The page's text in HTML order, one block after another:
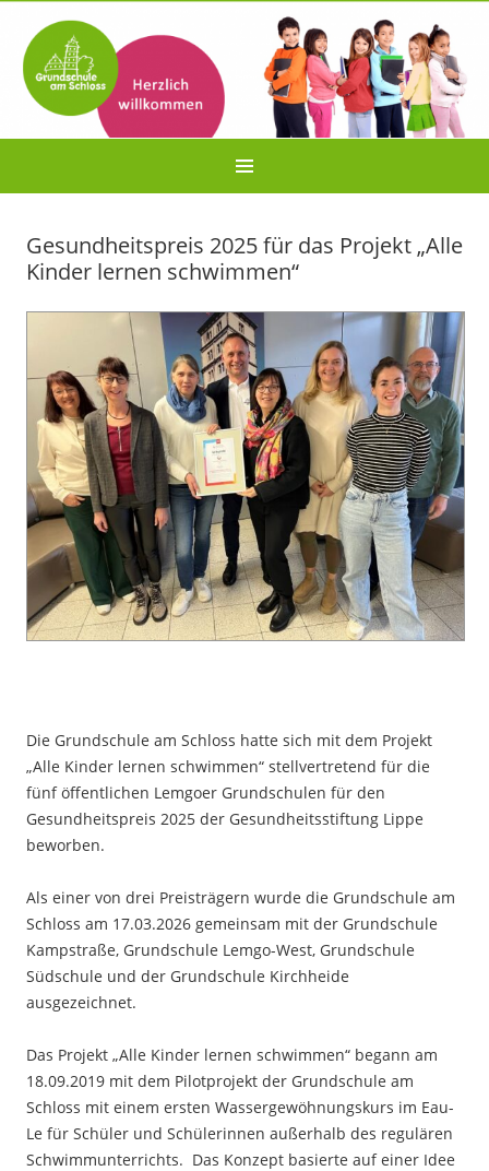
Gesundheitspreis 2025 für das Projekt „Alle
Kinder lernen schwimmen“
Die Grundschule am Schloss hatte sich mit dem Projekt
„Alle Kinder lernen schwimmen“ stellvertretend für die
fünf öffentlichen Lemgoer Grundschulen für den
Gesundheitspreis 2025 der Gesundheitsstiftung Lippe
beworben.
Als einer von drei Preisträgern wurde die Grundschule am
Schloss am 17.03.2026 gemeinsam mit der Grundschule
Kampstraße, Grundschule Lemgo-West, Grundschule
Südschule und der Grundschule Kirchheide
ausgezeichnet.
Das Projekt „Alle Kinder lernen schwimmen“ begann am
18.09.2019 mit dem Pilotprojekt der Grundschule am
Schloss mit einem ersten Wassergewöhnungskurs im Eau-
Le für Schüler und Schülerinnen außerhalb des regulären
Schwimmunterrichts. Das Konzept basierte auf einer Idee